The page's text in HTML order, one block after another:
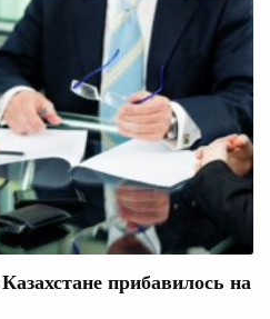
прибавилось на